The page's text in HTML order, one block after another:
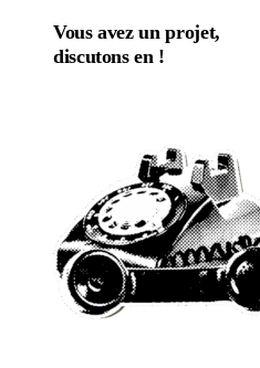
Vous avez un projet,
discutons en !